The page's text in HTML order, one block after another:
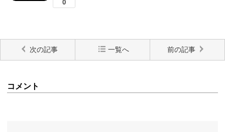
次の記事 一覧へ 前の記事
コメント